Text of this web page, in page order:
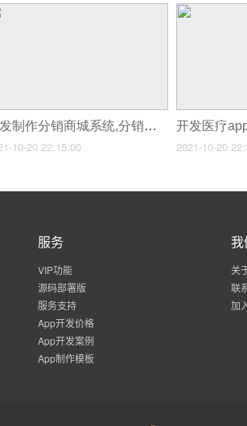
开发制作分销商城系统,分销系统app怎么制作
10-20 22:15:00 2021-10-20
服务
VIP功能
源码部署版
服务支持
App开发价格
App开发案例
App制作模板
我
关
联
加